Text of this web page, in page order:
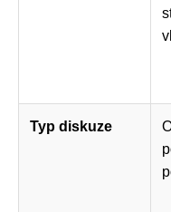
Typ diskuze